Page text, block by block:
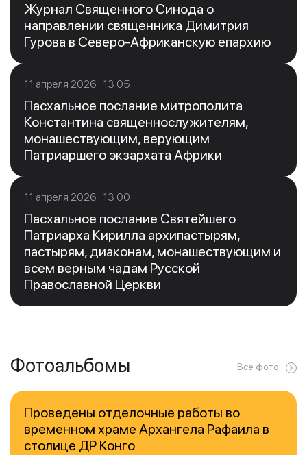
Журнал Священного Синода о
направлении священника Димитрия
Гурова в Северо-Африканскую епархию
11 апреля 2026 13:05
Пасхальное послание митрополита
Константина священнослужителям,
монашествующим, верующим
Патриаршего экзархата Африки
11 апреля 2026 13:00
Пасхальное послание Святейшего
Патриарха Кирилла архипастырям,
пастырям, диаконам, монашествующим и
всем верным чадам Русской
Православной Церкви
Фотоальбомы Все фото
Проведены отделочные работы во
временном храме Архангела Рафаила в
столице ДР Конго